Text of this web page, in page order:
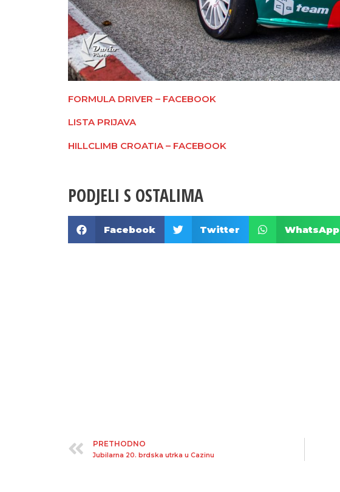
FORMULA DRIVER – FACEBOOK
LISTA PRIJAVA
HILLCLIMB CROATIA – FACEBOOK
PODJELI S OSTALIMA
Facebook Twitter WhatsApp
PRETHODNO
Jubilarna 20. brdska utrka u Cazinu